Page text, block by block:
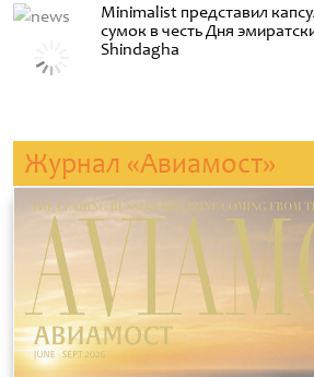
Minimalist представил
сумок в честь Дня
Shindagha
Журнал «Авиамост»